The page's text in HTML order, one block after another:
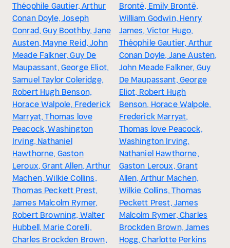
Théophile Gautier, Arthur
Conan Doyle, Joseph
Conrad, Guy Boothby, Jane
Austen, Mayne Reid, John
Meade Falkner, Guy De
Maupassant, George Eliot,
Samuel Taylor Coleridge,
Robert Hugh Benson,
Horace Walpole, Frederick
Marryat, Thomas love
Peacock, Washington
Irving, Nathaniel
Hawthorne, Gaston
Leroux, Grant Allen, Arthur
Machen, Wilkie Collins,
Thomas Peckett Prest,
James Malcolm Rymer,
Robert Browning, Walter
Hubbell, Marie Corelli,
Charles Brockden Brown,
Brontë, Emily Brontë,
William Godwin, Henry
James, Victor Hugo,
Théophile Gautier, Arthur
Conan Doyle, Jane Austen,
John Meade Falkner, Guy
De Maupassant, George
Eliot, Robert Hugh
Benson, Horace Walpole,
Frederick Marryat,
Thomas love Peacock,
Washington Irving,
Nathaniel Hawthorne,
Gaston Leroux, Grant
Allen, Arthur Machen,
Wilkie Collins, Thomas
Peckett Prest, James
Malcolm Rymer, Charles
Brockden Brown, James
Hogg, Charlotte Perkins